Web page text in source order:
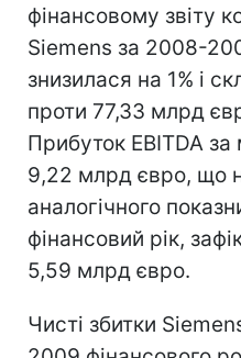
фінансовому звіту
Siemens за 2008-
знизилася на 1% і
проти 77,33 млрд
Прибуток EBITDA за
9,22 млрд євро, що
аналогічного
фінансовий рік,
5,59 млрд євро.
Чисті збитки